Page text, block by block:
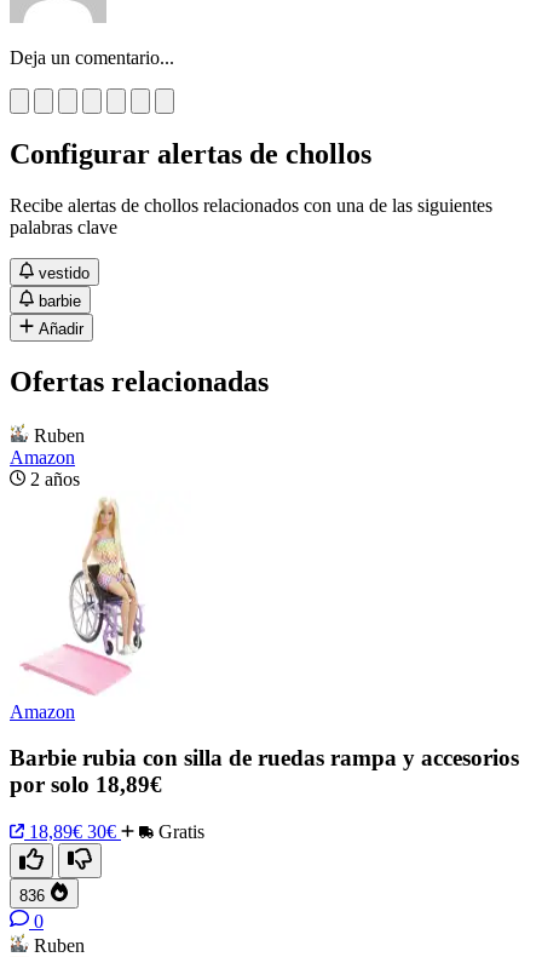
Deja un comentario...
Configurar alertas de chollos
Recibe alertas de chollos relacionados con una de las siguientes
palabras clave
vestido
barbie
Añadir
Ofertas relacionadas
Ruben
Amazon
2 años
Amazon
Barbie rubia con silla de ruedas rampa y accesorios
por solo 18,89€
18,89€ 30€ Gratis
836
0
Ruben